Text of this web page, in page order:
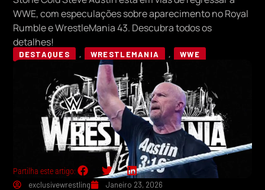
WWE, com especulações sobre aparecimento no Royal
Rumble e WrestleMania 43. Descubra todos os
detalhes!
DESTAQUES , WRESTLEMANIA , WWE
Partilha este artigo:
exclusivewrestling
Janeiro 23, 2026